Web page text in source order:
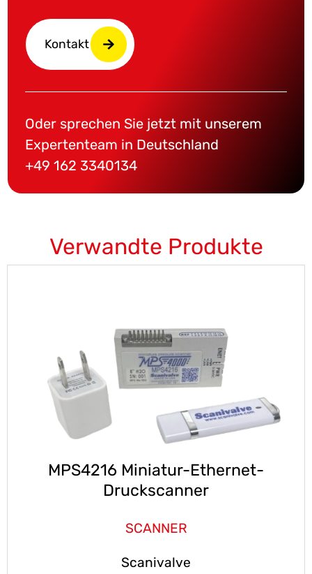
Kontakt
Oder sprechen Sie jetzt mit unserem
Expertenteam in Deutschland
+49 162 3340134
Verwandte Produkte
MPS4216 Miniatur-Ethernet-
Druckscanner
SCANNER
Scanivalve